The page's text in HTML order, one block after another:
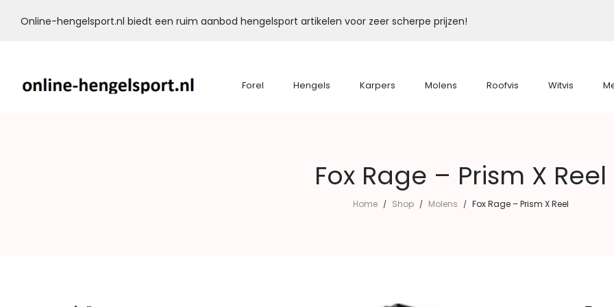
Online-hengelsport.nl biedt een ruim aanbod hengelsport artikelen voor zeer scherpe prijzen!
Forel Hengels Karpers Molens Roofvis Witvis
Fox Rage – Prism X Reel
Home / Shop / Molens / Fox Rage – Prism X Reel